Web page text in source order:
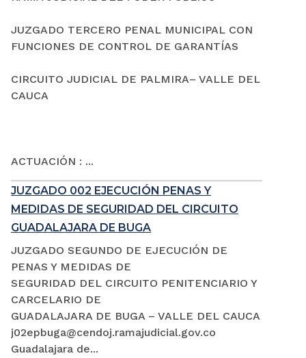
JUZGADO TERCERO PENAL MUNICIPAL CON
FUNCIONES DE CONTROL DE GARANTÍAS
CIRCUITO JUDICIAL DE PALMIRA– VALLE DEL
CAUCA
ACTUACIÓN : ...
JUZGADO 002 EJECUCIÓN PENAS Y
MEDIDAS DE SEGURIDAD DEL CIRCUITO
GUADALAJARA DE BUGA
JUZGADO SEGUNDO DE EJECUCIÓN DE
PENAS Y MEDIDAS DE
SEGURIDAD DEL CIRCUITO PENITENCIARIO Y
CARCELARIO DE
GUADALAJARA DE BUGA – VALLE DEL CAUCA
j02epbuga@cendoj.ramajudicial.gov.co
Guadalajara de...